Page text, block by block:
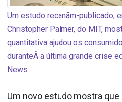
Um estudo recanãm-publicado,
Christopher Palmer, do MIT,
quantitativa ajudou os
duranteÂ a última grande crise
News
Um novo estudo mostra